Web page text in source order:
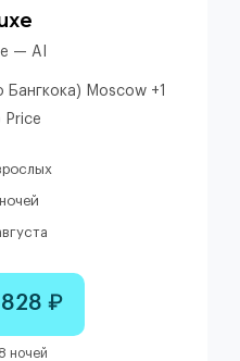
— AI
Бангкока) Moscow +1
Price
828 ₽
ночей